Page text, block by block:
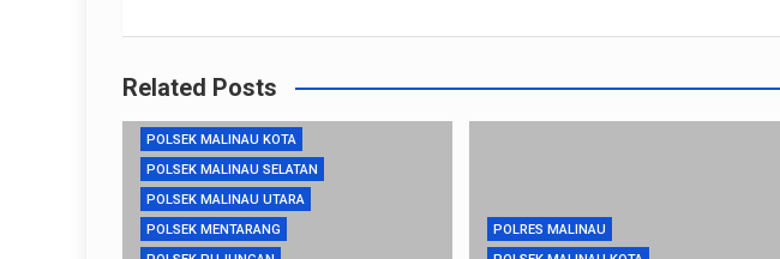
Related Posts
POLRES MALINAU
POLSEK MALINAU KOTA
POLSEK MALINAU SELATAN
POLSEK MALINAU UTARA
POLSEK MENTARANG
POLRES MALINAU